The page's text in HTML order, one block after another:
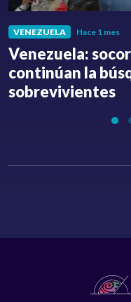
VENEZUELA Hace 1 mes
Venezuela:
continúan la
sobrevivientes